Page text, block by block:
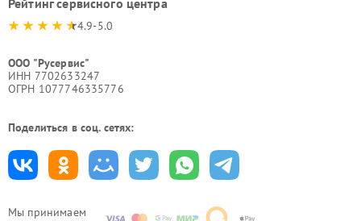
Мы принимаем
4.9-5.0
ООО "Русервис"
ИНН 7702633247
ОГРН 1077746335776
Поделиться в соц. сетях: